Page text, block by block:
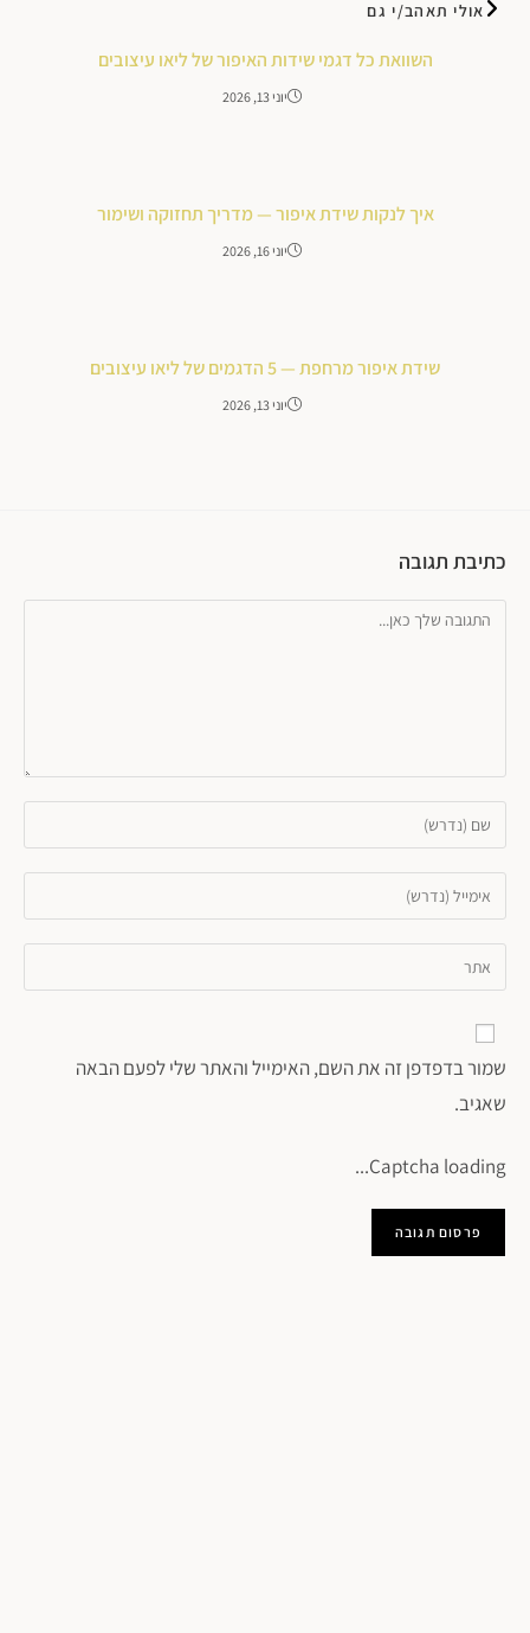
אולי תאהב/י גם
השוואת כל דגמי שידות האיפור של ליאו עיצובים
יוני 13, 2026
איך לנקות שידת איפור — מדריך תחזוקה ושימור
יוני 16, 2026
שידת איפור מרחפת — 5 הדגמים של ליאו עיצובים
יוני 13, 2026
כתיבת תגובה
שמור בדפדפן זה את השם, האימייל והאתר שלי לפעם הבאה
שאגיב.
Captcha loading...